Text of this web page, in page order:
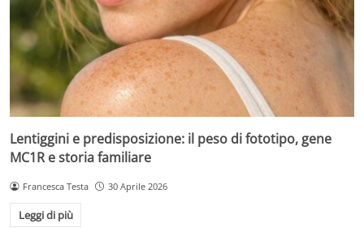
Lentiggini e predisposizione: il peso di fototipo, gene
MC1R e storia familiare
Francesca Testa 30 Aprile 2026
Leggi di più